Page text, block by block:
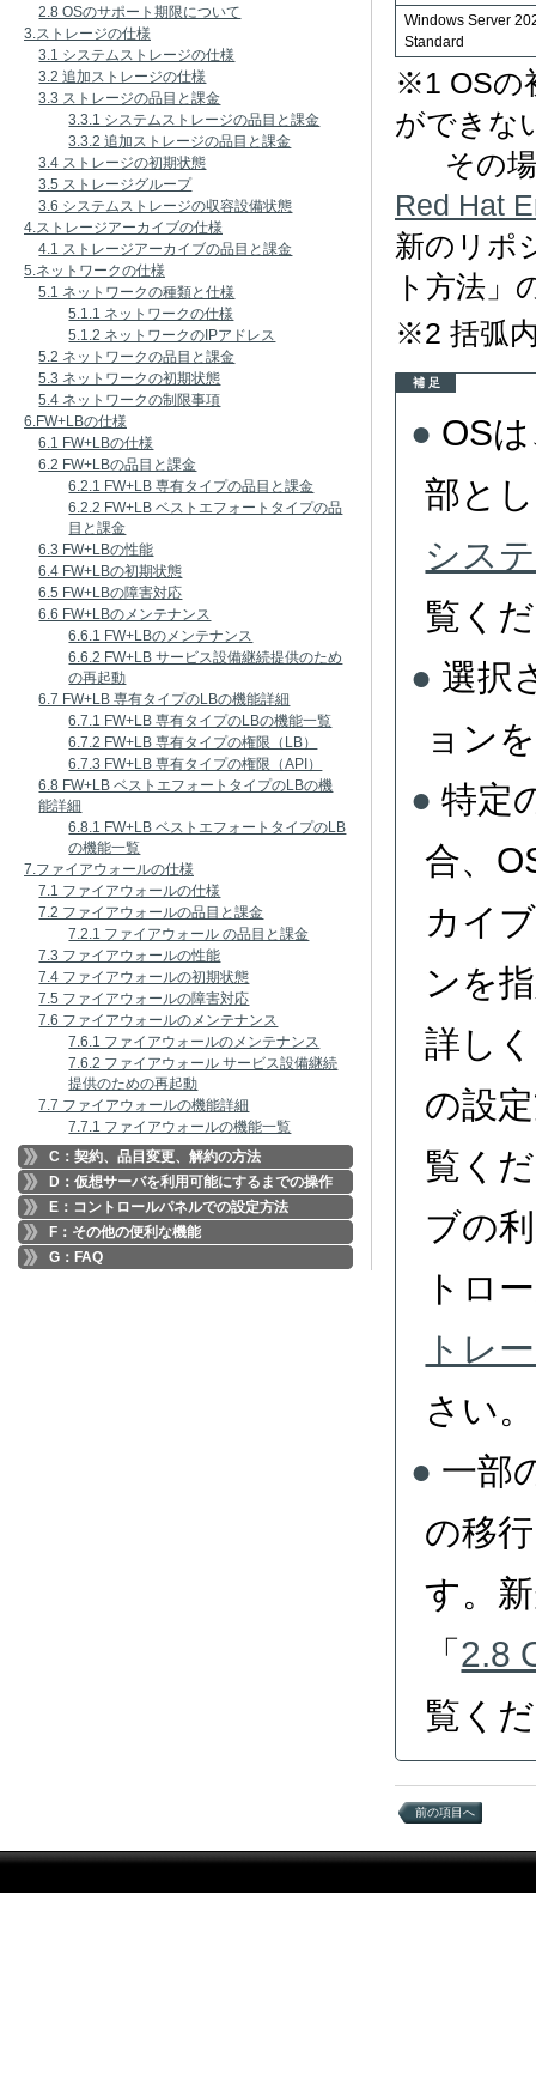
2.8 OSのサポート期限について
3.ストレージの仕様
3.1 システムストレージの仕様
3.2 追加ストレージの仕様
3.3 ストレージの品目と課金
3.3.1 システムストレージの品目と課金
3.3.2 追加ストレージの品目と課金
3.4 ストレージの初期状態
3.5 ストレージグループ
3.6 システムストレージの収容設備状態
4.ストレージアーカイブの仕様
4.1 ストレージアーカイブの品目と課金
5.ネットワークの仕様
5.1 ネットワークの種類と仕様
5.1.1 ネットワークの仕様
5.1.2 ネットワークのIPアドレス
5.2 ネットワークの品目と課金
5.3 ネットワークの初期状態
5.4 ネットワークの制限事項
6.FW+LBの仕様
6.1 FW+LBの仕様
6.2 FW+LBの品目と課金
6.2.1 FW+LB 専有タイプの品目と課金
6.2.2 FW+LB ベストエフォートタイプの品
目と課金
6.3 FW+LBの性能
6.4 FW+LBの初期状態
6.5 FW+LBの障害対応
6.6 FW+LBのメンテナンス
6.6.1 FW+LBのメンテナンス
6.6.2 FW+LB サービス設備継続提供のため
の再起動
6.7 FW+LB 専有タイプのLBの機能詳細
6.7.1 FW+LB 専有タイプのLBの機能一覧
6.7.2 FW+LB 専有タイプの権限（LB）
6.7.3 FW+LB 専有タイプの権限（API）
6.8 FW+LB ベストエフォートタイプのLBの機
能詳細
6.8.1 FW+LB ベストエフォートタイプのLB
の機能一覧
7.ファイアウォールの仕様
7.1 ファイアウォールの仕様
7.2 ファイアウォールの品目と課金
7.2.1 ファイアウォール の品目と課金
7.3 ファイアウォールの性能
7.4 ファイアウォールの初期状態
7.5 ファイアウォールの障害対応
7.6 ファイアウォールのメンテナンス
7.6.1 ファイアウォールのメンテナンス
7.6.2 ファイアウォール サービス設備継続
提供のための再起動
7.7 ファイアウォールの機能詳細
7.7.1 ファイアウォールの機能一覧
C：契約、品目変更、解約の方法
D：仮想サーバを利用可能にするまでの操作
E：コントロールパネルでの設定方法
F：その他の便利な機能
G：FAQ
Windows Server
Standard
※1 OSの
ができな
その場
Red Hat
新のリポ
ト方法」
※2 括弧
補 足
OS
部と
シス
覧く
選択
ョン
特定
合、
カイ
ンを
詳し
の設
覧く
ブの
トロ
トレ
さい。
一部
の移
す。
「 2.8
覧く
前の項目へ